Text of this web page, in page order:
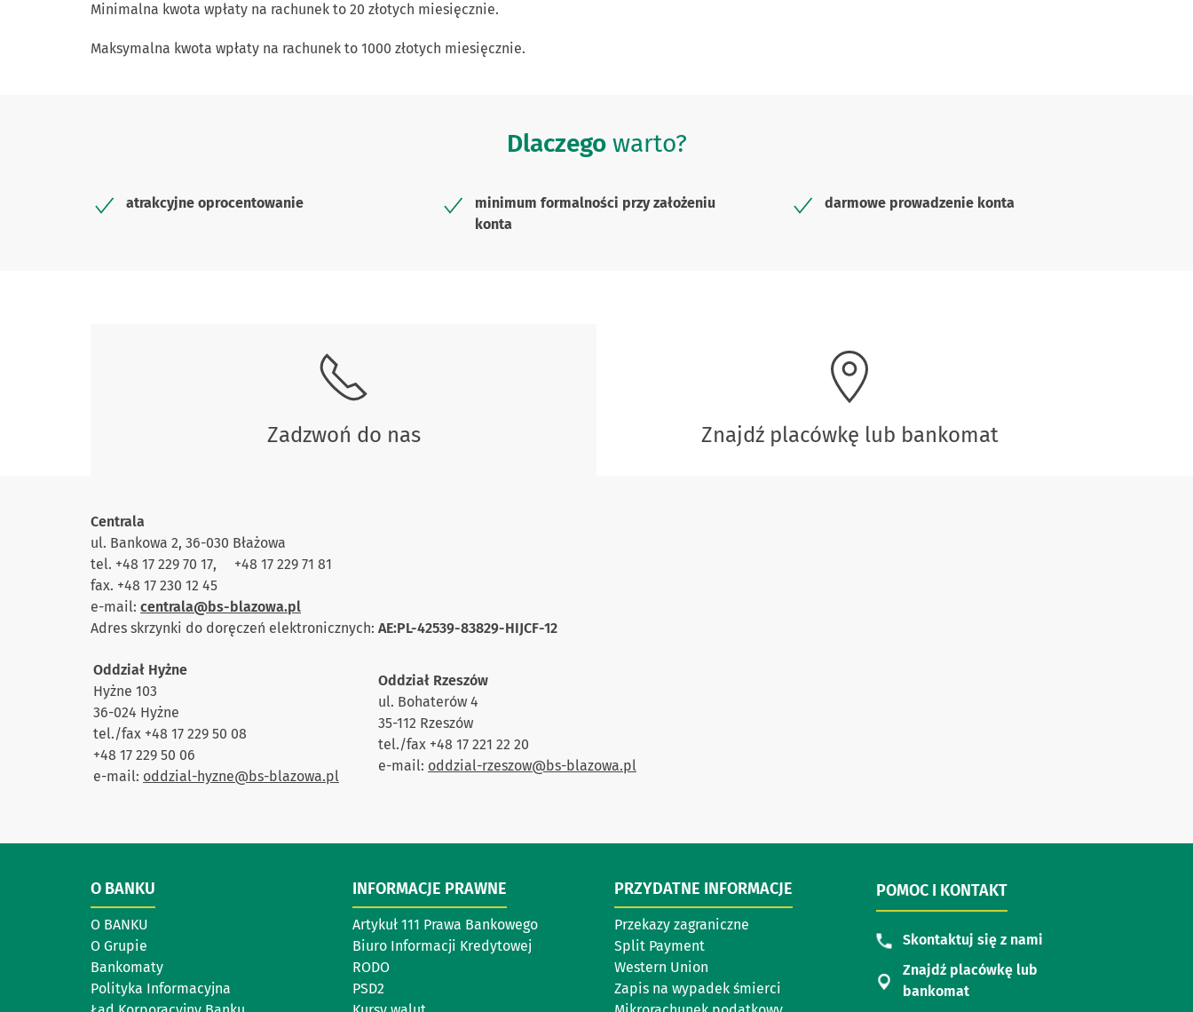
Minimalna kwota wpłaty na rachunek to 20 złotych miesięcznie.
Maksymalna kwota wpłaty na rachunek to 1000 złotych miesięcznie.
Dlaczegowarto?
atrakcyjne oprocentowanie
minimum formalności przy założeniu
konta
darmowe prowadzenie konta
Zadzwoń do nas Znajdź placówkę lub bankomat
Centrala
ul. Bankowa 2, 36-030 Błażowa
tel. +48 17 229 70 17, +48 17 229 71 81
fax. +48 17 230 12 45
e-mail: centrala@bs-blazowa.pl
Adres skrzynki do doręczeń elektronicznych: AE:PL-42539-83829-HIJCF-12
Oddział Hyżne
Hyżne 103
36-024 Hyżne
tel./fax +48 17 229 50 08
+48 17 229 50 06
e-mail: oddzial-hyzne@bs-blazowa.pl
Oddział Rzeszów
ul. Bohaterów 4
35-112 Rzeszów
tel./fax +48 17 221 22 20
e-mail: oddzial-rzeszow@bs-blazowa.pl
O BANKU
O BANKU
O Grupie
Bankomaty
Polityka Informacyjna
INFORMACJE PRAWNE
Artykuł 111 Prawa Bankowego
Biuro Informacji Kredytowej
RODO
PSD2
PRZYDATNE INFORMACJE
Przekazy zagraniczne
Split Payment
Western Union
Zapis na wypadek śmierci
POMOC I KONTAKT
Skontaktuj się z nami
Znajdź placówkę lub
bankomat